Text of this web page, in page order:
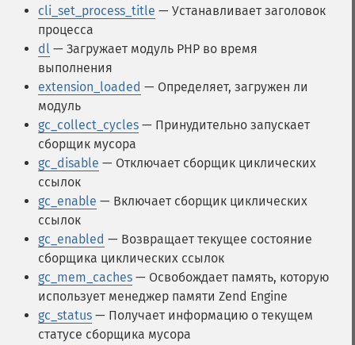
cli_set_process_title — Устанавливает заголовок
процесса
dl — Загружает модуль PHP во время
выполнения
extension_loaded — Определяет, загружен ли
модуль
gc_collect_cycles — Принудительно запускает
сборщик мусора
gc_disable — Отключает сборщик циклических
ссылок
gc_enable — Включает сборщик циклических
ссылок
gc_enabled — Возвращает текущее состояние
сборщика циклических ссылок
gc_mem_caches — Освобождает память, которую
использует менеджер памяти Zend Engine
gc_status — Получает информацию о текущем
статусе сборщика мусора